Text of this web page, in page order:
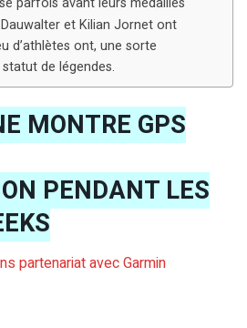
et Kilian Jornet ont
d’athlètes ont, une sorte
de légendes.
MONTRE GPS
PENDANT LES
partenariat avec Garmin